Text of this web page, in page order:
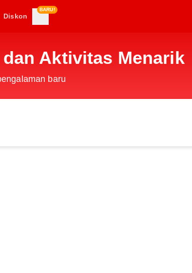
Diskon
BARU!
Aktivitas Menarik
baru